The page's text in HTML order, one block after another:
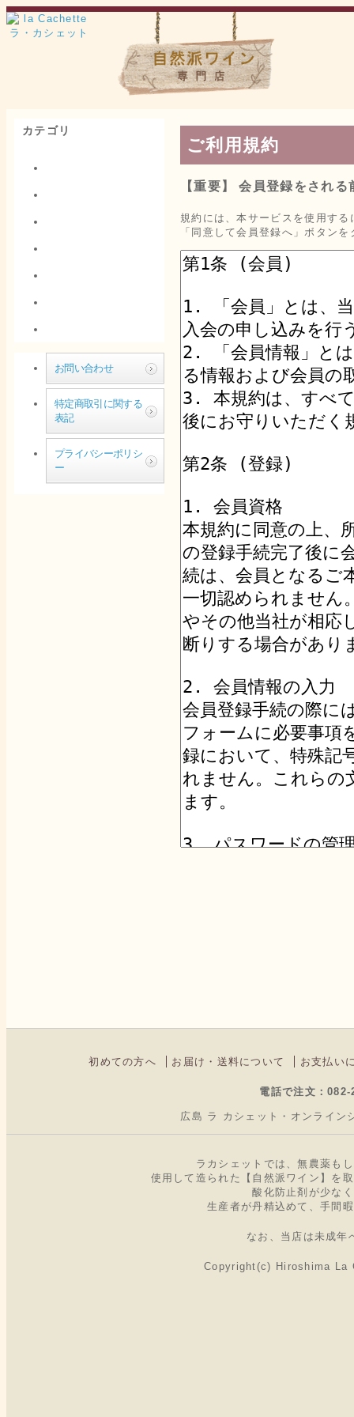
カテゴリ
お問い合わせ
特定商取引に関する
表記
プライバシーポリシ
ー
ご利用規約
【重要】 会員登録をされ
規約には、本サービスを使用す
「同意して会員登録へ」ボタン
初めての方へ お届け・送料について お支払い
電話で注文：
広島 ラ カシェット・オンライ
ラカシェットでは、無農薬も
使用して造られた【自然派ワイン】を
酸化防止剤が少な
生産者が丹精込めて、手間
なお、当店は未成年
Copyright(c) Hiroshima